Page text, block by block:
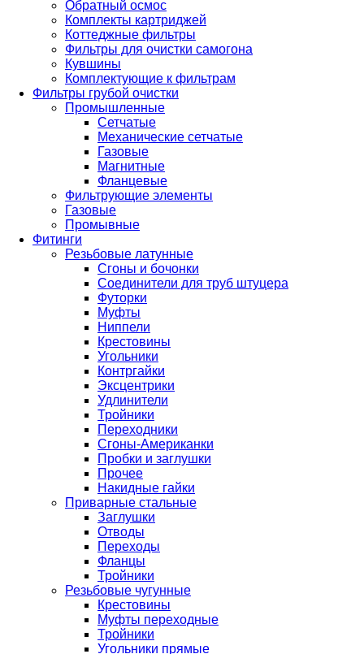
Обратный осмос
Комплекты картриджей
Коттеджные фильтры
Фильтры для очистки самогона
Кувшины
Комплектующие к фильтрам
Фильтры грубой очистки
Промышленные
Сетчатые
Механические сетчатые
Газовые
Магнитные
Фланцевые
Фильтрующие элементы
Газовые
Промывные
Фитинги
Резьбовые латунные
Сгоны и бочонки
Соединители для труб штуцера
Футорки
Муфты
Ниппели
Крестовины
Угольники
Контргайки
Эксцентрики
Удлинители
Тройники
Переходники
Сгоны-Американки
Пробки и заглушки
Прочее
Накидные гайки
Приварные стальные
Заглушки
Отводы
Переходы
Фланцы
Тройники
Резьбовые чугунные
Крестовины
Муфты переходные
Тройники
Угольники прямые